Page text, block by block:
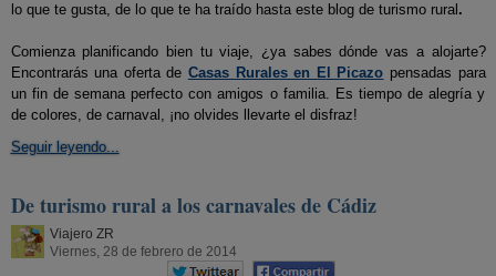
lo que te gusta, de lo que te ha traído hasta este blog de turismo rural .
Comienza planificando bien tu viaje, ¿ya sabes dónde vas a alojarte?
Encontrarás una oferta de Casas Rurales en El Picazo pensadas para
un fin de semana perfecto con amigos o familia. Es tiempo de alegría y
de colores, de carnaval, ¡no olvides llevarte el disfraz!
Seguir leyendo...
De turismo rural a los carnavales de Cádiz
Viajero ZR
Viernes, 28 de febrero de 2014